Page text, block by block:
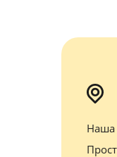
Наша